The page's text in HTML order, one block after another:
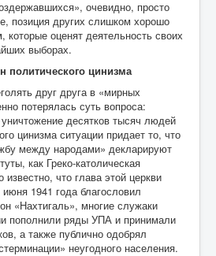
очевидно, просто
позиция других слишком хорошо
которые оценят деятельность своих
выборах.
политического цинизма
друг друга в «мирных
потерялась суть вопроса:
уничтожение десятков тысяч людей
цинизма ситуации придает то, что
между народами» декларируют
как Греко-католическая
известно, что глава этой церкви
1941 года благословил
«Нахтигаль», многие служаки
пополнили ряды УПА и принимали
а также публично одобрял
неугодного населения.